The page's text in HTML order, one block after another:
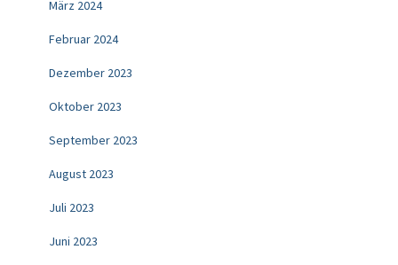
März 2024
Februar 2024
Dezember 2023
Oktober 2023
September 2023
August 2023
Juli 2023
Juni 2023